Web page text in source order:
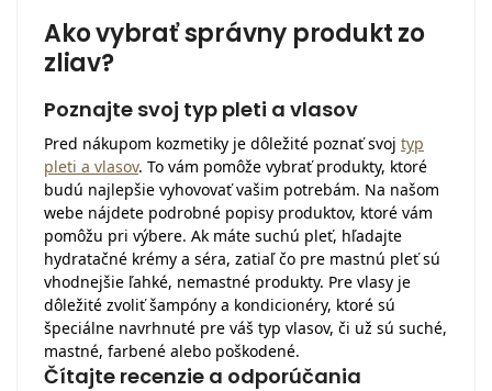
Ako vybrať správny produkt zo
zliav?
Poznajte svoj typ pleti a vlasov
Pred nákupom kozmetiky je dôležité poznať svoj typ
pleti a vlasov. To vám pomôže vybrať produkty, ktoré
budú najlepšie vyhovovať vašim potrebám. Na našom
webe nájdete podrobné popisy produktov, ktoré vám
pomôžu pri výbere. Ak máte suchú pleť, hľadajte
hydratačné krémy a séra, zatiaľ čo pre mastnú pleť sú
vhodnejšie ľahké, nemastné produkty. Pre vlasy je
dôležité zvoliť šampóny a kondicionéry, ktoré sú
špeciálne navrhnuté pre váš typ vlasov, či už sú suché,
mastné, farbené alebo poškodené.
Čítajte recenzie a odporúčania